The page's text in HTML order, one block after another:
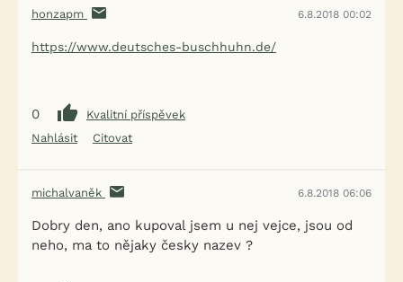
honzapm 6.8.2018 00:02
https://www.deutsches-buschhuhn.de/
0
Kvalitní příspěvek
Nahlásit
Citovat
michalvaněk 6.8.2018 06:06
Dobry den, ano kupoval jsem u nej vejce, jsou od
neho, ma to nějaky česky nazev ?